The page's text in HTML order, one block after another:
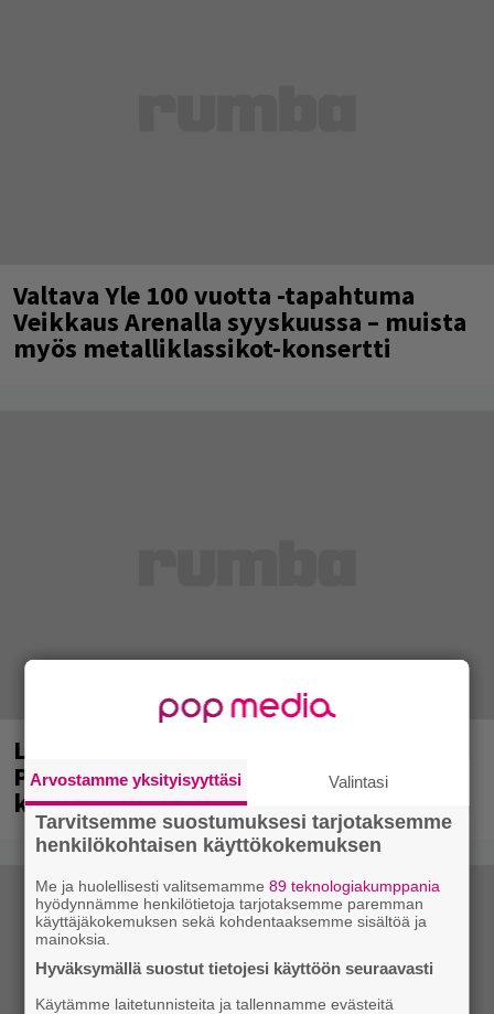
Valtava Yle 100 vuotta -tapahtuma
Veikkaus Arenalla syyskuussa – muista
myös metalliklassikot-konsertti
Laittomasta graffitista kiinni jäänyt
Paavo Arhinmäki jälleen spraypullo
kädessä – näitä puolueita ei kiinnosta
Arvostamme yksityisyyttäsi Valintasi
Tarvitsemme suostumuksesi tarjotaksemme
henkilökohtaisen käyttökokemuksen
Me ja huolellisesti valitsemamme89 teknologiakumppania
hyödynnämme henkilötietoja tarjotaksemme paremman
käyttäjäkokemuksen sekä kohdentaaksemme sisältöä ja
mainoksia.
Hyväksymällä suostut tietojesi käyttöön seuraavasti
Käytämme laitetunnisteita ja tallennamme evästeitä